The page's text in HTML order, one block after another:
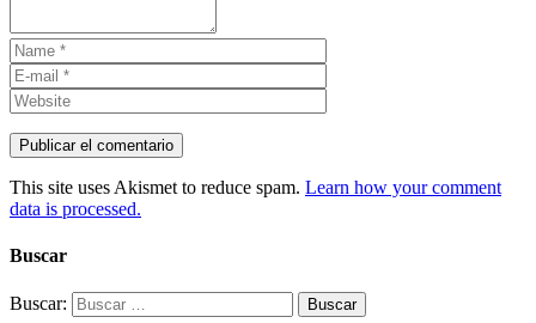
This site uses Akismet to reduce spam. Learn how your comment
data is processed.
Buscar
Buscar: